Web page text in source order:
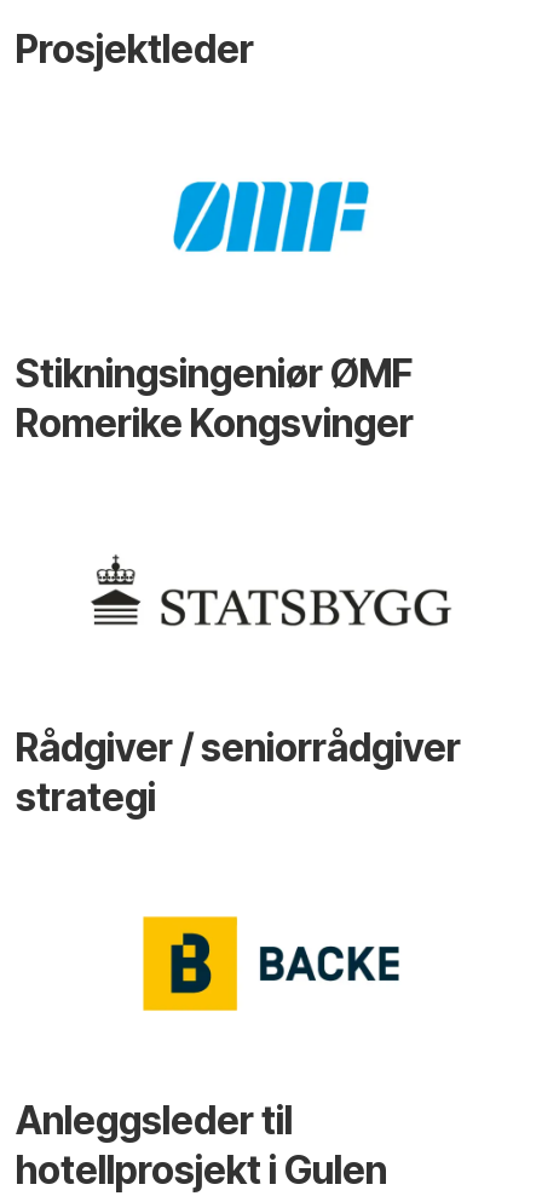
Prosjektleder
Stikningsingeniør ØMF
Romerike Kongsvinger
Rådgiver / seniorrådgiver
strategi
Anleggsleder til
hotellprosjekt i Gulen